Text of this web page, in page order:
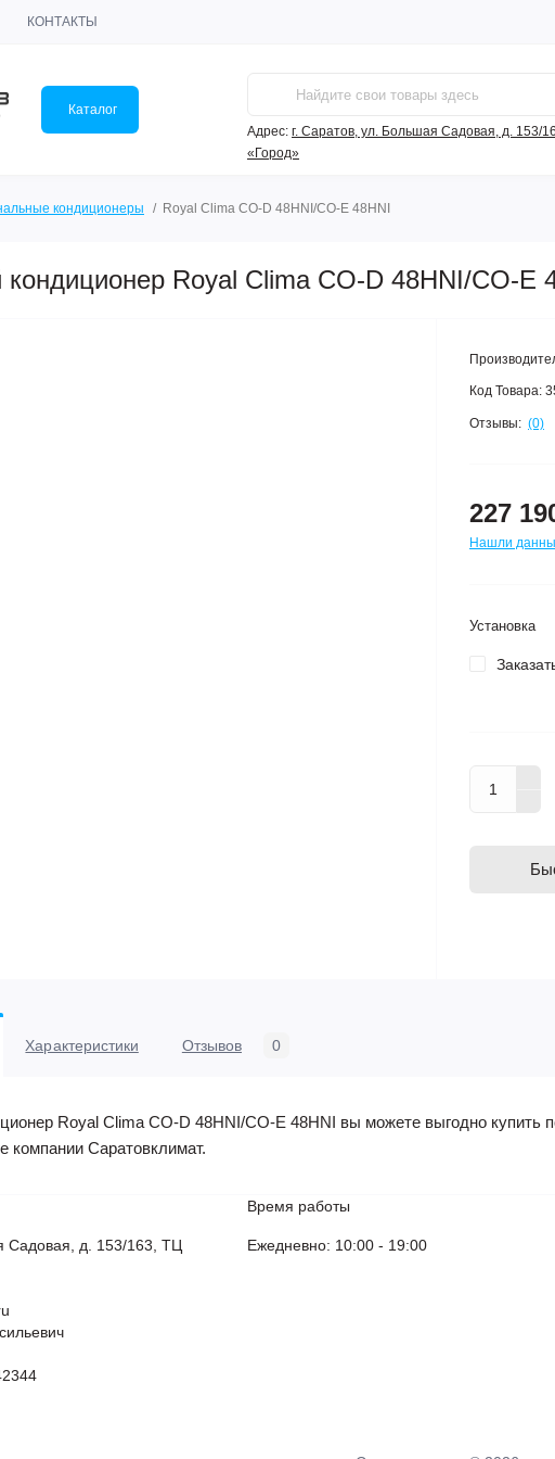
КОНТАКТЫ
Каталог
Адрес: г. Саратов, ул. Большая Садовая, д. 153/
«Город»
кондиционеры Royal Clima CO-D 48HNI/CO-E 48HNI
Royal Clima CO-D 48HNI/CO-E
Код Товара:
Отзывы: (0)
227
Нашли
Установка
Характеристики Отзывов 0
Royal Clima CO-D 48HNI/CO-E 48HNI вы можете выгодно купить
компании Саратовклимат.
Садовая, д. 153/163, ТЦ
Время работы
Ежедневно: 10:00 - 19:00